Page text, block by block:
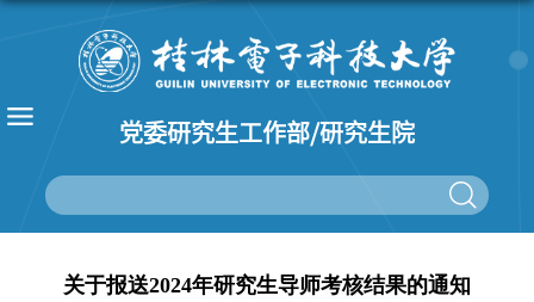
党委研究生工作部/研究生院
关于报送2024年研究生导师考核结果的通知